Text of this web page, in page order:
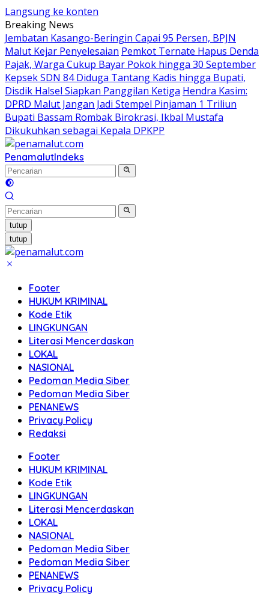
Langsung ke konten
Breaking News
Jembatan Kasango-Beringin Capai 95 Persen, BPJN
Malut Kejar Penyelesaian Pemkot Ternate Hapus Denda
Pajak, Warga Cukup Bayar Pokok hingga 30 September
Kepsek SDN 84 Diduga Tantang Kadis hingga Bupati,
Disdik Halsel Siapkan Panggilan Ketiga Hendra Kasim:
DPRD Malut Jangan Jadi Stempel Pinjaman 1 Triliun
Bupati Bassam Rombak Birokrasi, Ikbal Mustafa
Dikukuhkan sebagai Kepala DPKPP
PenamalutIndeks
tutup
tutup
Footer
HUKUM KRIMINAL
Kode Etik
LINGKUNGAN
Literasi Mencerdaskan
LOKAL
NASIONAL
Pedoman Media Siber
Pedoman Media Siber
PENANEWS
Privacy Policy
Redaksi
Footer
HUKUM KRIMINAL
Kode Etik
LINGKUNGAN
Literasi Mencerdaskan
LOKAL
NASIONAL
Pedoman Media Siber
Pedoman Media Siber
PENANEWS
Privacy Policy